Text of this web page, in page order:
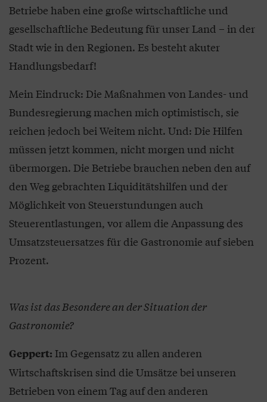
Betriebe haben eine große wirtschaftliche und
gesellschaftliche Bedeutung für unser Land – in der
Stadt wie in den Regionen. Es besteht akuter
Handlungsbedarf!
Mein Eindruck: Die Maßnahmen von Landes- und
Bundesregierung machen mich optimistisch, sie
reichen jedoch bei Weitem nicht. Und: Die Hilfen
müssen jetzt kommen, nicht morgen und nicht
übermorgen. Die Betriebe brauchen neben den auf
den Weg gebrachten Liquiditätshilfen und der
Möglichkeit von Steuerstundungen auch
Steuerentlastungen, vor allem die Anpassung des
Umsatzsteuersatzes für die Gastronomie auf sieben
Prozent.
Was ist das Besondere an der Situation der
Gastronomie?
Geppert: Im Gegensatz zu allen anderen
Wirtschaftskrisen sind die Umsätze bei unseren
Betrieben von einem Tag auf den anderen